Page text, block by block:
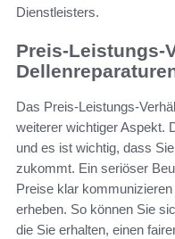
Dienstleisters.
Preis-Leistungs-
Das Preis-Leistungs-
weiterer wichtiger Aspekt.
und es ist wichtig, dass
zukommt. Ein seriöser
Preise klar
erheben. So können Sie
die Sie erhalten, einen